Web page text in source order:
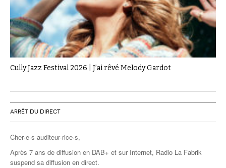
Cully Jazz Festival 2026 | J’ai rêvé Melody Gardot
ARRÊT DU DIRECT
Cher·e·s auditeur·rice·s,
Après 7 ans de diffusion en DAB+ et sur Internet, Radio La Fabrik
suspend sa diffusion en direct.